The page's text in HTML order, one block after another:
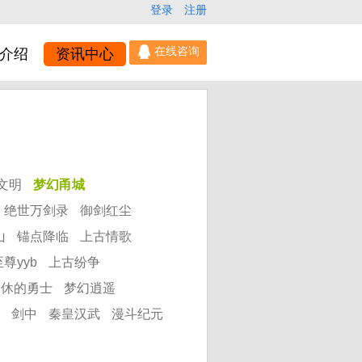
登录 注册
绍 资讯中心
明
梦幻甬城
绝世万剑录
御剑红尘
锚点降临
上古情歌
尊yyb
上古纷争
的勇士
梦幻逍遥
剑中
秦皇汉武 漫斗纪元